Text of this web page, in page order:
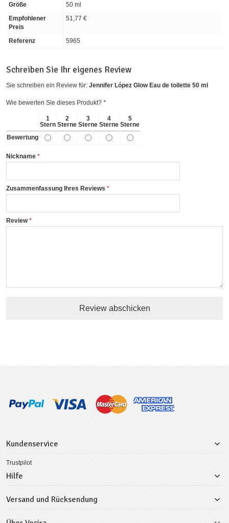
Größe
50 ml
Empfohlener
Preis
51,77 €
Referenz 5965
Schreiben Sie Ihr eigenes Review
Sie schreiben ein Review für: Jennifer López Glow Eau de toilette 50 ml
Wie bewerten Sie dieses Produkt? *
1
Stern
2
Sterne
3
Sterne
4
Sterne
5
Sterne
Bewertung
Nickname
Zusammenfassung Ihres Reviews
Review
Review abschicken
Kundenservice
Trustpilot
Hilfe
Versand und Rücksendung